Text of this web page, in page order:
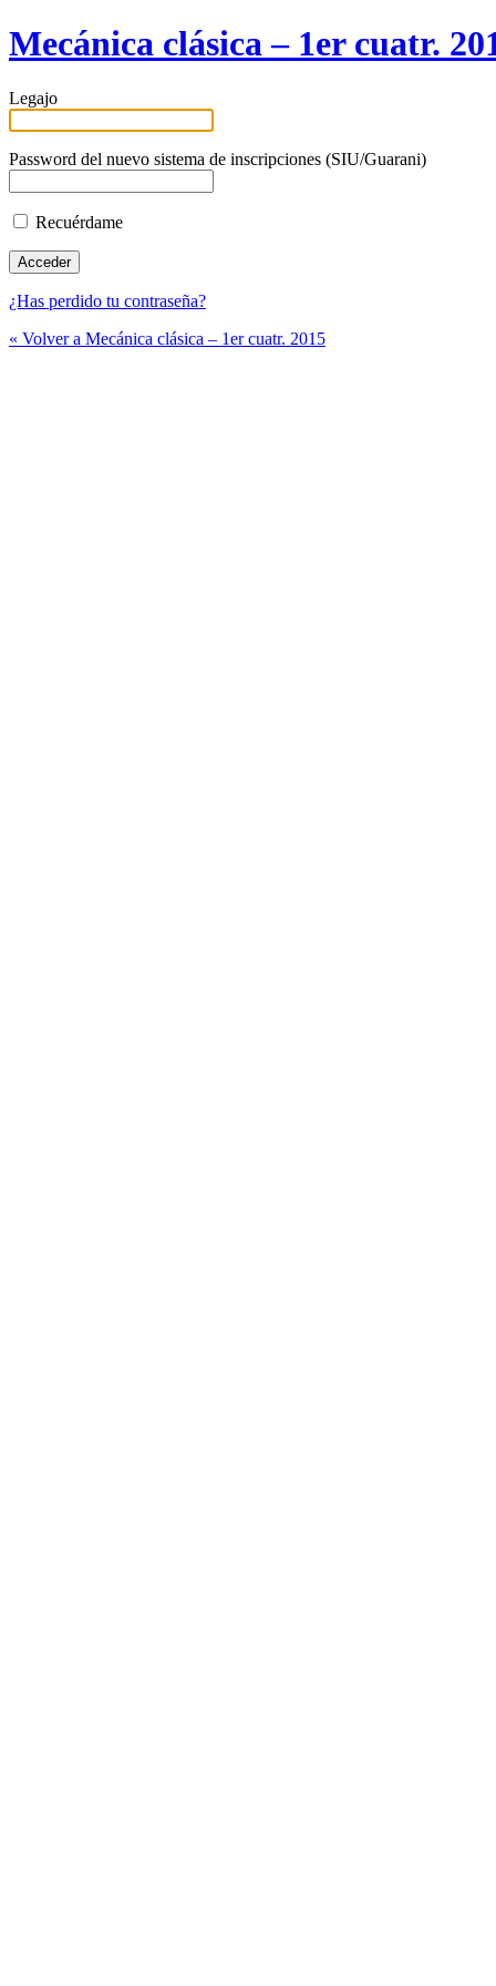
Mecánica clásica – 1er cuatr.
Legajo
Password del nuevo sistema de inscripciones (SIU/Guarani)
Recuérdame
¿Has perdido tu contraseña?
« Volver a Mecánica clásica – 1er cuatr. 2015